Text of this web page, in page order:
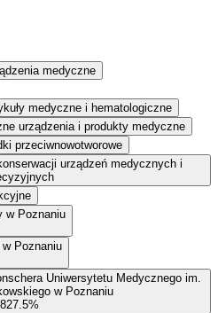
medyczne
medyczne i hematologiczne
urządzenia i produkty medyczne
przeciwnowotworowe
urządzeń medycznych i
w Poznaniu
Poznaniu
Uniwersytetu Medycznego im.
w Poznaniu
827.5%